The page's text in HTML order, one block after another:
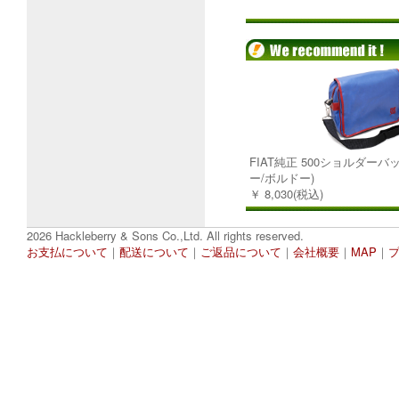
FIAT純正 500ショルダーバ
ー/ボルドー)
￥ 8,030(税込)
2026 Hackleberry & Sons Co.,Ltd. All rights reserved.
お支払について ｜ 配送について ｜ ご返品について ｜ 会社概要 ｜ MAP ｜